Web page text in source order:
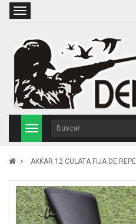
AKKAR 12 CULATA FIJA DE